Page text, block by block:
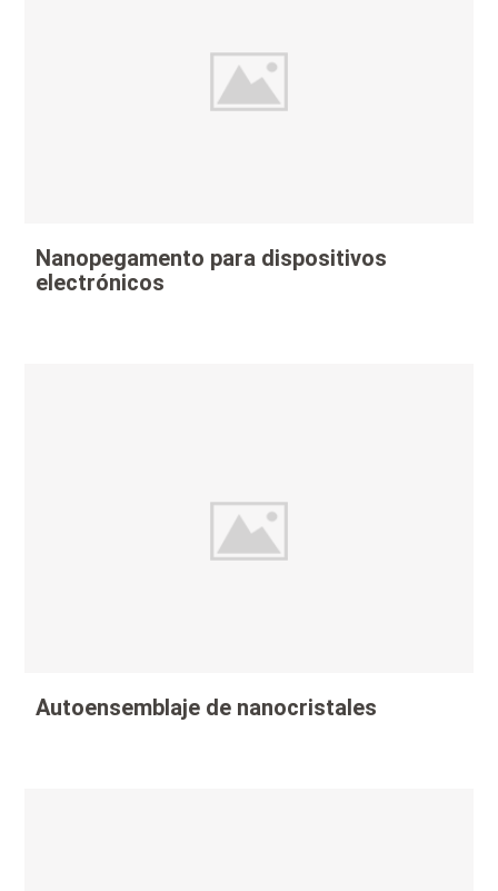
Nanopegamento para dispositivos
electrónicos
Autoensemblaje de nanocristales